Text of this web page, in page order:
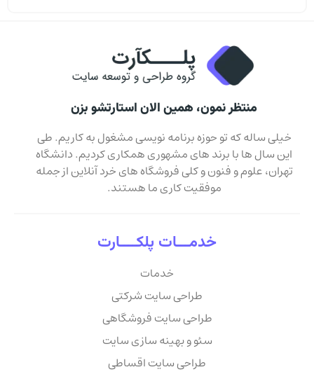
منتظر نمون، همین الان استارتشو بزن
خیلی ساله که تو حوزه برنامه نویسی مشغول به کاریم. طی
این سال ها با برند های مشهوری همکاری کردیم. دانشگاه
تهران، علوم و فنون و کلی فروشگاه های خرد آنلاین از جمله
موفقیت کاری ما هستند.
خدمـــات پلکــــارت
خدمات
طراحی سایت شرکتی
طراحی سایت فروشگاهی
سئو و بهینه سازی سایت
طراحی سایت اقساطی